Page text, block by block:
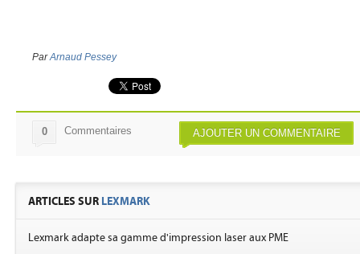
ParArnaud Pessey
AJOUTER UN COMMENTAIRE
0 Commentaires
ARTICLES SUR LEXMARK
Lexmark adapte sa gamme d'impression laser aux PME